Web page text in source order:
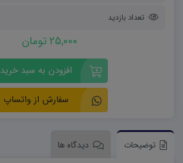
تعداد بازدید
25,000 تومان
افزودن به سبد خرید
سفارش از واتساپ
توضیحات دیدگاه ها